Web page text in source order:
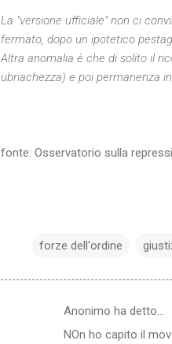
La "versione ufficiale" non ci
fermato, dopo un ipotetico
Altra anomalia è che di solito il
ubriachezza) e poi permanenza in
fonte: Osservatorio sulla
forze dell'ordine
Anonimo ha detto…
NOn ho capito il